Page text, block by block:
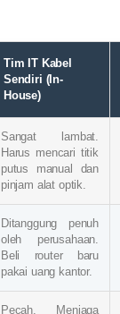
Tim IT Kabel
Sendiri (In-
House)
Sangat lambat.
Harus mencari titik
putus manual dan
pinjam alat optik.
Ditanggung penuh
oleh perusahaan.
Beli router baru
pakai uang kantor.
Pecah. Menjaga